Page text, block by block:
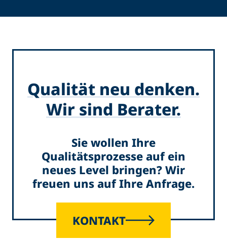
Qualität neu denken.
Wir sind Berater.
Sie wollen Ihre
Qualitätsprozesse auf ein
neues Level bringen? Wir
freuen uns auf Ihre Anfrage.
KONTAKT